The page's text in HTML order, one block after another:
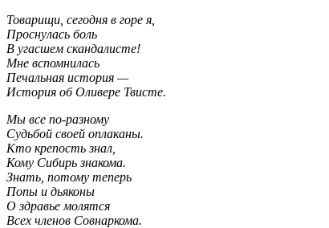
Товарищи, сегодня в горе я,
Проснулась боль
В угасшем скандалисте!
Мне вспомнилась
Печальная история —
История об Оливере Твисте.
Мы все по-разному
Судьбой своей оплаканы.
Кто крепость знал,
Кому Сибирь знакома.
Знать, потому теперь
Попы и дьяконы
О здравье молятся
Всех членов Совнаркома.